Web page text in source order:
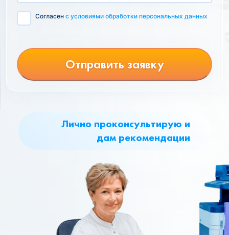
Лично проконсультирую и
дам рекомендации
Согласен с условиями обработки персональных данных
Отправить заявку